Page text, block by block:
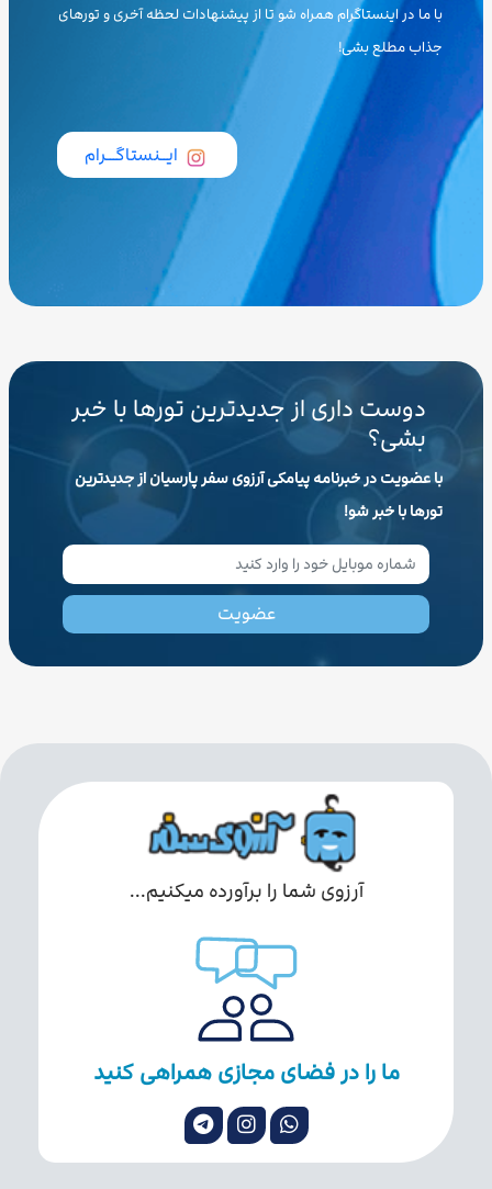
با ما در اینستاگرام همراه شو تا از پیشنهادات لحظه آخری و تورهای
جذاب مطلع بشی!
ایــنستاگـــرام
دوست داری از جدیدترین تورها با خبر
بشی؟
با عضویت در خبرنامه پیامکی آرزوی سفر پارسیان از جدیدترین
تورها با خبر شو!
عضویت
آرزوی شما را برآورده میکنیم...
ما را در فضای مجازی همراهی کنید